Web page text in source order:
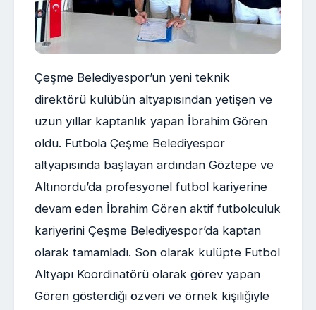
Çeşme Belediyespor’un yeni teknik
direktörü kulübün altyapısından yetişen ve
uzun yıllar kaptanlık yapan İbrahim Gören
oldu. Futbola Çeşme Belediyespor
altyapısında başlayan ardından Göztepe ve
Altınordu’da profesyonel futbol kariyerine
devam eden İbrahim Gören aktif futbolculuk
kariyerini Çeşme Belediyespor’da kaptan
olarak tamamladı. Son olarak kulüpte Futbol
Altyapı Koordinatörü olarak görev yapan
Gören gösterdiği özveri ve örnek kişiliğiyle